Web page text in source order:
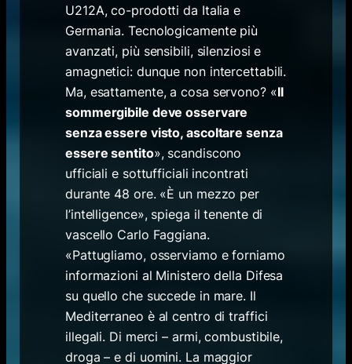
U212A, co-prodotti da Italia e
Germania. Tecnologicamente più
avanzati, più sensibili, silenziosi e
amagnetici: dunque non intercettabili.
Ma, esattamente, a cosa servono? «Il
sommergibile deve osservare
senza essere visto, ascoltare senza
essere sentito», scandiscono
ufficiali e sottufficiali incontrati
durante 48 ore. «È un mezzo per
l’intelligence», spiega il tenente di
vascello Carlo Faggiana.
«Pattugliamo, osserviamo e forniamo
informazioni al Ministero della Difesa
su quello che succede in mare. Il
Mediterraneo è al centro di traffici
illegali. Di merci – armi, combustibile,
droga – e di uomini. La maggior